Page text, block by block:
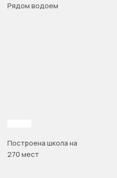
Рядом водоем
Построена школа на
270 мест